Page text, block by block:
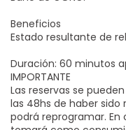
Beneficios
Estado resultante de
Duración: 60 minutos
IMPORTANTE
Las reservas se
las 48hs de haber sido
podrá reprogramar. En